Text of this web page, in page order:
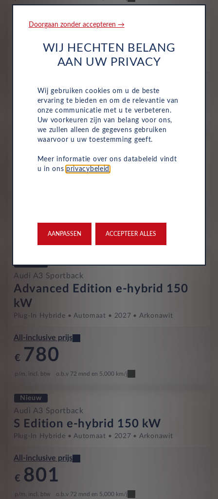
Nieuw
Pro Line e-hybrid 150 kW
Plug-In Hybride Automaat 2027 Arkonawit
753
p/m. incl. btw o.b.v 72 mnd en 5,000 km/j
Nieuw
Audi A3 Sportback
S Edition TFSI 110 kW
758
Audi A3 Sportback
Advanced Edition e-hybrid 150
kW
Plug-In Hybride Automaat 2027 Arkonawit
All-inclusive prijs
€ 780
p/m. incl. btw o.b.v 72 mnd en 5,000 km/j
Nieuw
Audi A3 Sportback
S Edition e-hybrid 150 kW
Plug-In Hybride Automaat 2027 Arkonawit
All-inclusive prijs
€ 801
p/m. incl. btw o.b.v 72 mnd en 5,000 km/j
Doorgaan zonder accepteren →
WIJ HECHTEN BELANG
AAN UW PRIVACY
Wij gebruiken cookies om u de beste
ervaring te bieden en om de relevantie van
onze communicatie met u te verbeteren.
Uw voorkeuren zijn van belang voor ons,
we zullen alleen de gegevens gebruiken
waarvoor u uw toestemming geeft.
Meer informatie over ons databeleid vindt
u in ons privacybeleid
AANPASSEN ACCEPTEER ALLES